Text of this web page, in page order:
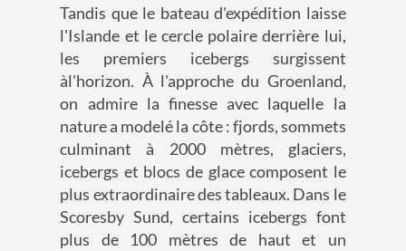
Tandis que le bateau d'expédition laisse
l'Islande et le cercle polaire derrière lui,
les premiers icebergs surgissent
àl'horizon. À l'approche du Groenland,
on admire la finesse avec laquelle la
nature a modelé la côte : fjords, sommets
culminant à 2000 mètres, glaciers,
icebergs et blocs de glace composent le
plus extraordinaire des tableaux. Dans le
Scoresby Sund, certains icebergs font
plus de 100 mètres de haut et un